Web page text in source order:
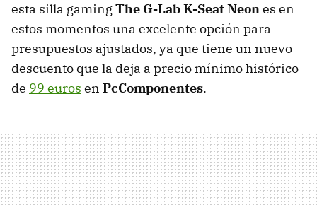
esta silla gamingThe G-Lab K-Seat Neones en
estos momentos una excelente opción para
presupuestos ajustados, ya que tiene un nuevo
descuento que la deja a precio mínimo histórico
de 99 euros en PcComponentes.